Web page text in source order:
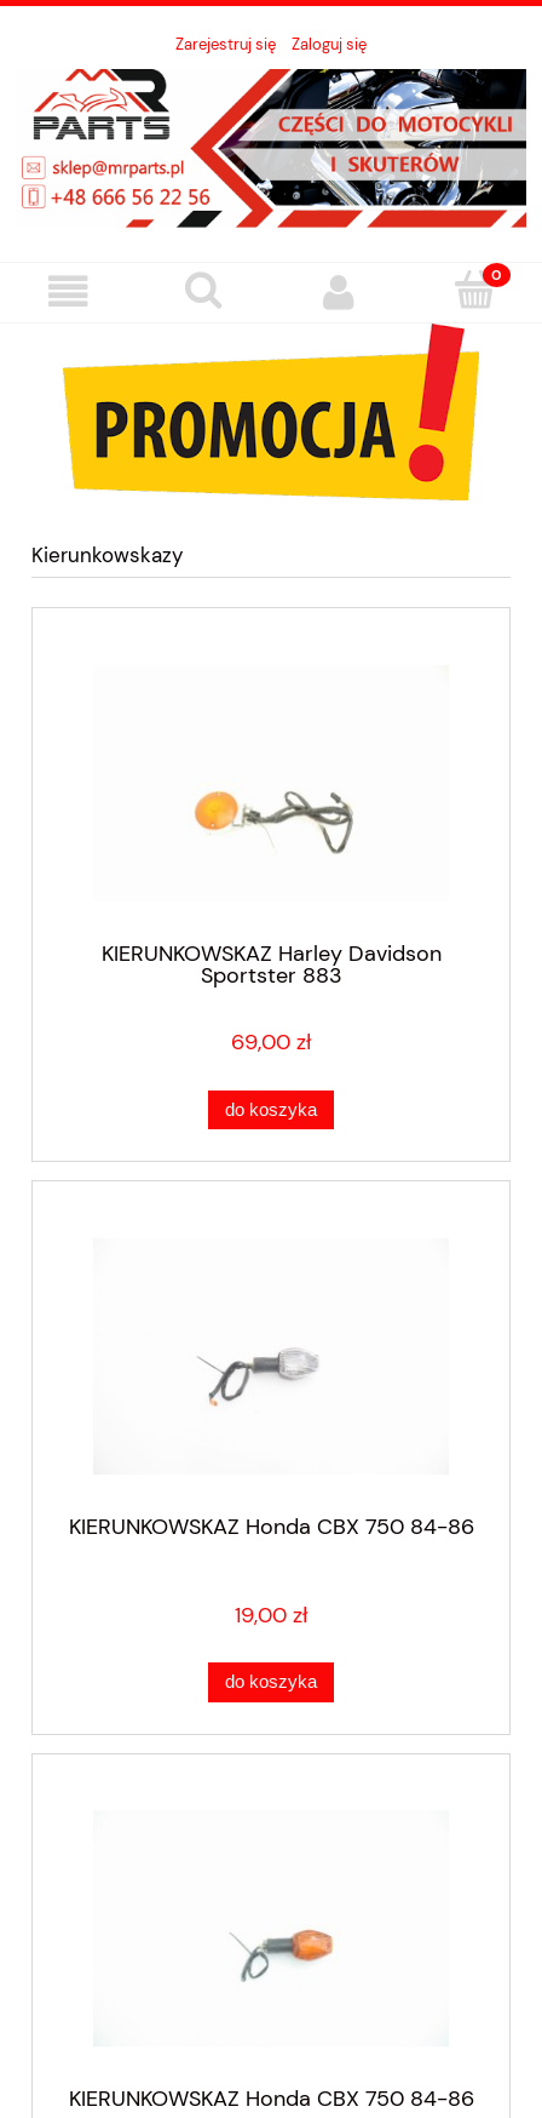
Zarejestruj się Zaloguj się
Kierunkowskazy
KIERUNKOWSKAZ Harley Davidson
Sportster 883
69,00 zł
do koszyka
KIERUNKOWSKAZ Honda CBX 750 84-86
19,00 zł
do koszyka
KIERUNKOWSKAZ Honda CBX 750 84-86